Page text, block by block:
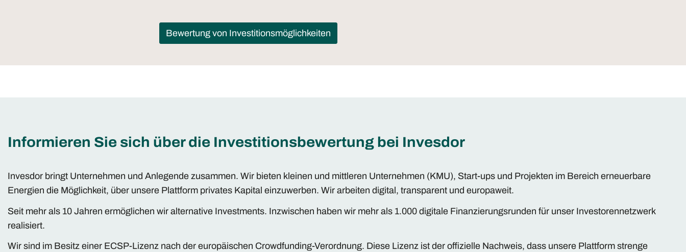
Bewertung von Investitionsmöglichkeiten
Informieren Sie sich über die Investitionsbewertung bei Invesdor
Invesdor bringt Unternehmen und Anlegende zusammen. Wir bieten kleinen und mittleren Unternehmen (KMU), Start-ups und Projekten im Bereich erneuerbare
Energien die Möglichkeit, über unsere Plattform privates Kapital einzuwerben. Wir arbeiten digital, transparent und europaweit.
Seit mehr als 10 Jahren ermöglichen wir alternative Investments. Inzwischen haben wir mehr als 1.000 digitale Finanzierungsrunden für unser Investorennetzwerk
realisiert.
Wir sind im Besitz einer ECSP-Lizenz nach der europäischen Crowdfunding-Verordnung. Diese Lizenz ist der offizielle Nachweis, dass unsere Plattform strenge